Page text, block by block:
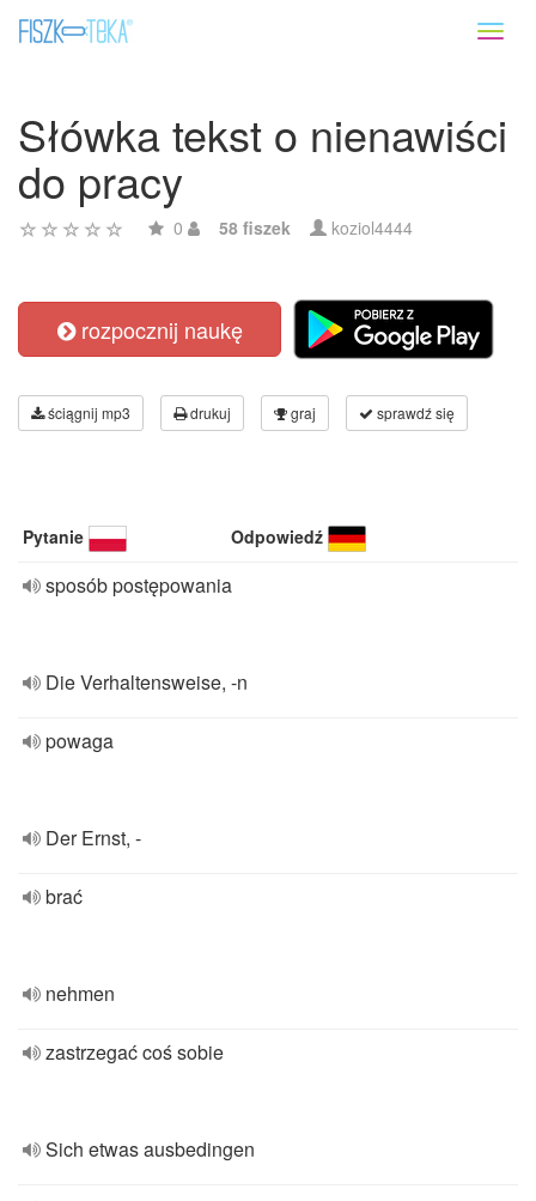
Słówka tekst o nienawiści
do pracy
0 58 fiszek koziol4444
rozpocznij naukę
ściągnij mp3 drukuj graj sprawdź się
Pytanie Odpowiedź
sposób postępowania
Die Verhaltensweise, -n
powaga
Der Ernst, -
brać
nehmen
zastrzegać coś sobie
Sich etwas ausbedingen